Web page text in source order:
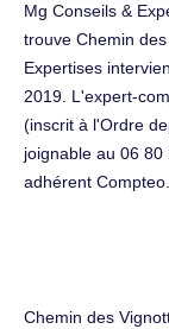
Mg Conseils &
trouve Chemin
Expertises
2019. L'expert-
(inscrit à l'Ordre
joignable au 06
adhérent
Chemin des